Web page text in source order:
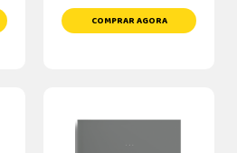
COMPRAR AGORA